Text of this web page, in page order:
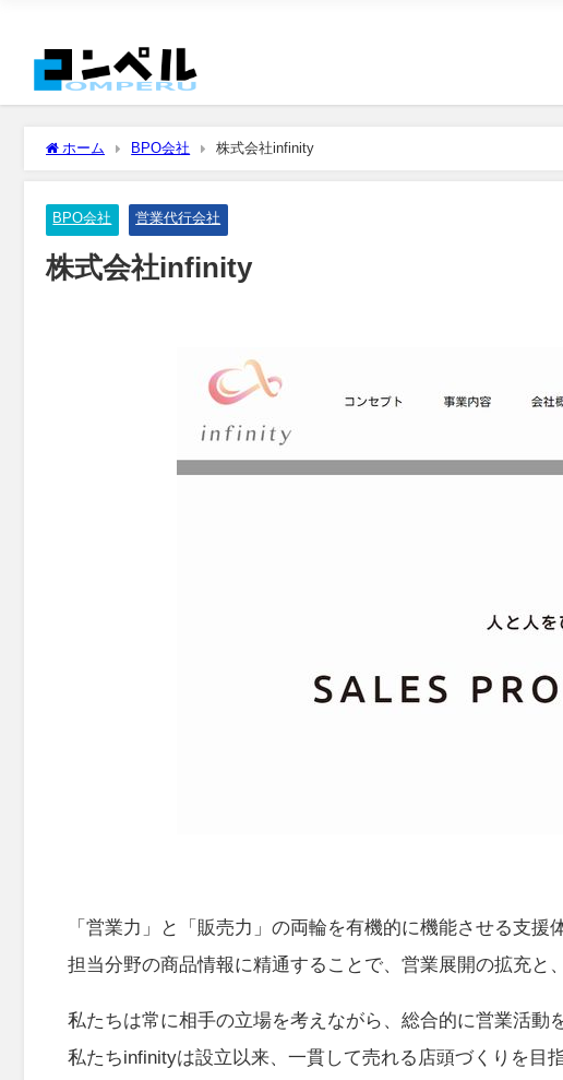
ホーム BPO会社 株式会社infinity
BPO会社 営業代行会社
株式会社infinity
「営業力」と「販売力」の両輪を有機的に機能させる支援
担当分野の商品情報に精通することで、営業展開の拡充と
私たちは常に相手の立場を考えながら、総合的に営業活動
私たちinfinityは設立以来、一貫して売れる店頭づくりを目